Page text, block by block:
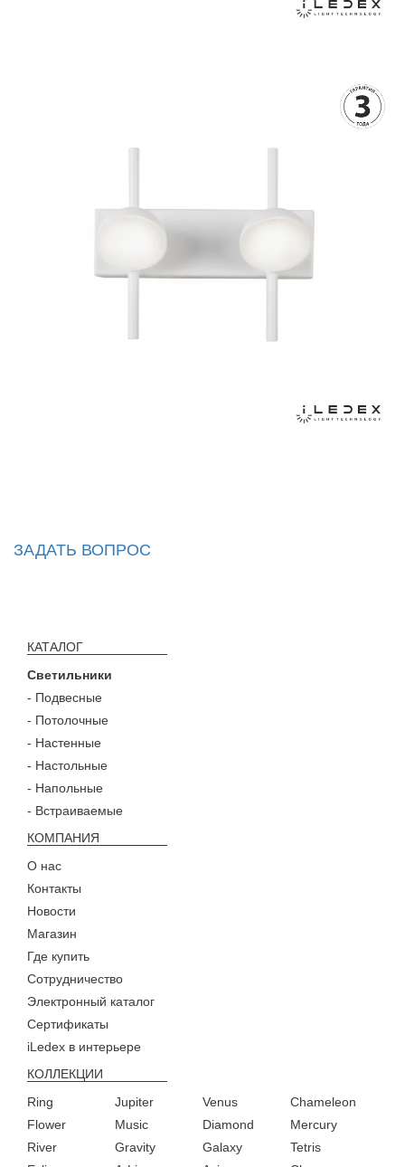
ЗАДАТЬ ВОПРОС
КАТАЛОГ
Светильники
- Подвесные
- Потолочные
- Настенные
- Настольные
- Напольные
- Встраиваемые
КОМПАНИЯ
О нас
Контакты
Новости
Магазин
Где купить
Сотрудничество
Электронный каталог
Сертификаты
iLedex в интерьере
КОЛЛЕКЦИИ
Ring
Flower
Jupiter
Music
Venus
Diamond
Chameleon
Mercury
River
Gravity
Galaxy
Tetris